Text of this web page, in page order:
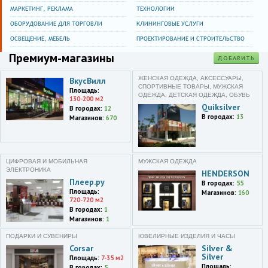
Москва
Люблинская улица,153,эт. 3
Москва
Лобненская улица,4А,ТЦ Зиг-
Заг
Москва
Мячковский бульвар,10
Москва
Профсоюзная
Вильнюсская улица,5
Московская область
Мытищи,Юбилейная
улица,38,2 этаж
Москва
Бирюлёвская улица,51,корп.
1,ТЦ W
Москва
МАРКЕТИНГ, РЕКЛАМА ТЕХНОЛОГИИ
ОБОРУДОВАНИЕ ДЛЯ ТОРГОВЛИ КЛИНИНГОВЫЕ УСЛУГИ
ОСВЕЩЕНИЕ, МЕБЕЛЬ ПРОЕКТИРОВАНИЕ И СТРОИТЕЛЬСТВО
ДОБАВИТЬ
Премиум-магазины
ВкусВилл
Площадь:
130-200 м2
В городах: 12
Магазинов: 670
ЖЕНСКАЯ ОДЕЖДА, АКСЕССУАРЫ,
СПОРТИВНЫЕ ТОВАРЫ, МУЖСКАЯ
ОДЕЖДА, ДЕТСКАЯ ОДЕЖДА, ОБУВЬ
Quiksilver
В городах: 13
ЦИФРОВАЯ И МОБИЛЬНАЯ
ЭЛЕКТРОНИКА
Плеер.ру
Площадь:
720-720 м2
В городах: 1
Магазинов: 1
МУЖСКАЯ ОДЕЖДА
HENDERSON
В городах: 55
Магазинов: 160
ПОДАРКИ И СУВЕНИРЫ
Corsar
Площадь: 7-35 м2
ЮВЕЛИРНЫЕ ИЗДЕЛИЯ И ЧАСЫ
Silver &
Silver
Площадь: